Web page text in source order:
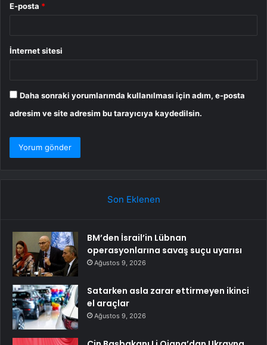
E-posta *
İnternet sitesi
Daha sonraki yorumlarımda kullanılması için adım, e-posta
adresim ve site adresim bu tarayıcıya kaydedilsin.
Son Eklenen
BM’den İsrail’in Lübnan
operasyonlarına savaş suçu uyarısı
Ağustos 9, 2026
Satarken asla zarar ettirmeyen ikinci
el araçlar
Ağustos 9, 2026